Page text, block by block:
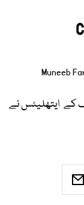
20 سے زائد ممالک کے ایتھلیٹس نے